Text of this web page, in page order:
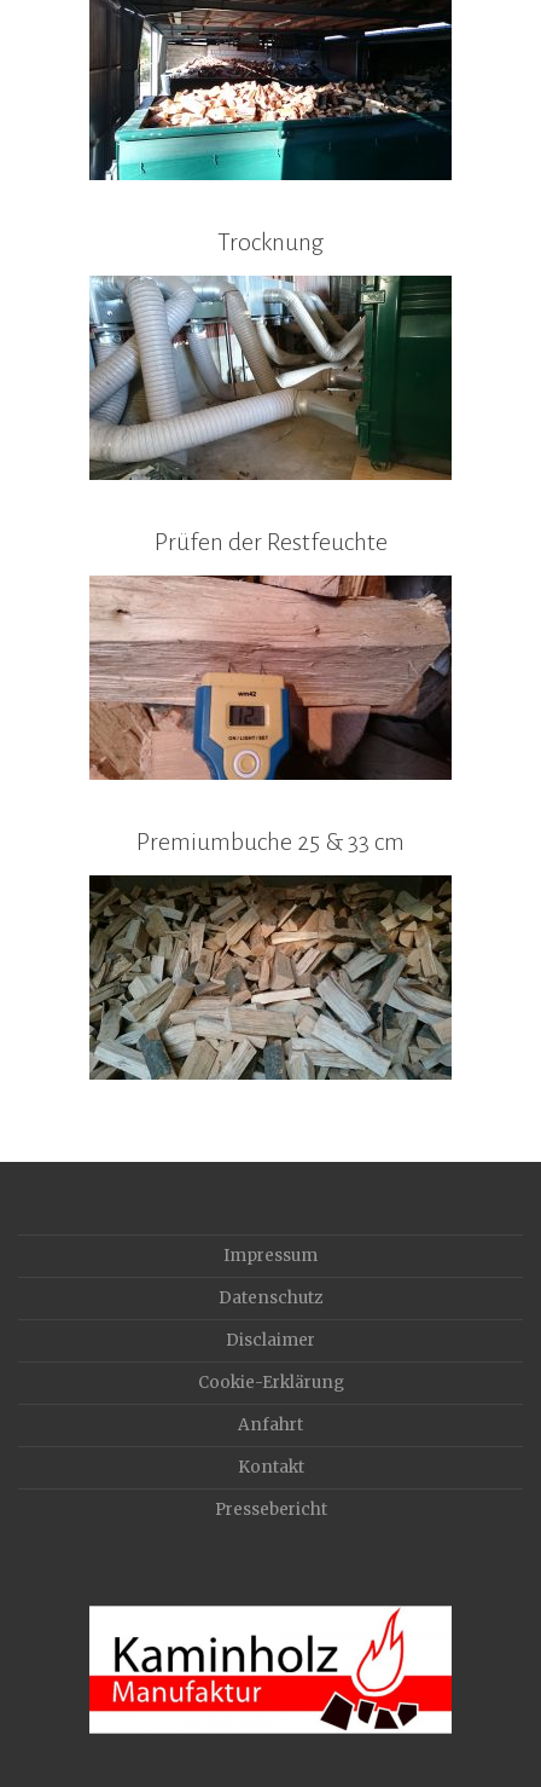
Trocknung
Prüfen der Restfeuchte
Premiumbuche 25 & 33 cm
Impressum
Datenschutz
Disclaimer
Cookie-Erklärung
Anfahrt
Kontakt
Pressebericht